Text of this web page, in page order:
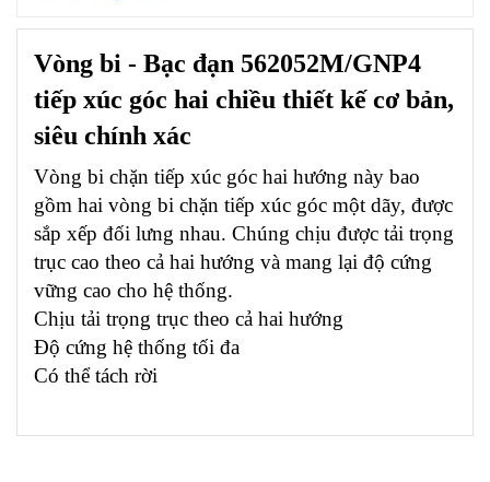
Vòng bi - Bạc đạn 562052M/GNP4
tiếp xúc góc hai chiều thiết kế cơ bản,
siêu chính xác
Vòng bi chặn tiếp xúc góc hai hướng này bao
gồm hai vòng bi chặn tiếp xúc góc một dãy, được
sắp xếp đối lưng nhau. Chúng chịu được tải trọng
trục cao theo cả hai hướng và mang lại độ cứng
vững cao cho hệ thống.
Chịu tải trọng trục theo cả hai hướng
Độ cứng hệ thống tối đa
Có thể tách rời